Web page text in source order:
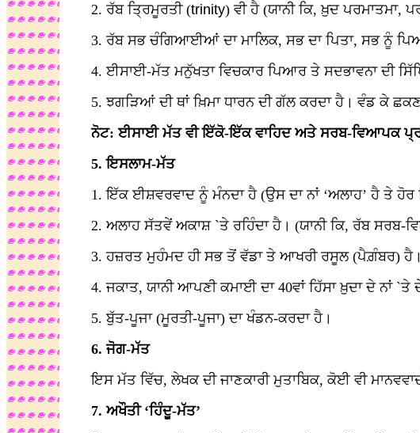
2. ਰੱਬ ਤ੍ਰਿਮੂਰਤੀ (trinity) ਵੀ ਹੈ (ਯਾਨੀ ਕਿ, ਖ਼ੁਦ ਪਰਮਾਤਮਾ,
3. ਰੱਬ ਸਭ ਚੰਗਿਆਈਆਂ ਦਾ ਮਾਲਿਕ, ਸਭ ਦਾ ਪਿਤਾ, ਸਭ ਨੂੰ
4. ਈਸਾਈ-ਮੱਤ ਮਨੁੱਖਤਾ ਵਿਚਕਾਰ ਪਿਆਰ ਤੇ ਸਦਭਾਵਨਾ ਦੀ
5. ਝਗੜਿਆਂ ਦੀ ਥਾਂ ਖ਼ਿਮਾ ਧਾਰਨ ਦੀ ਗੱਲ ਕਰਦਾ ਹੈ। ਵੰਡ ਕੇ
ਨੋਟ: ਈਸਾਈ ਮੱਤ ਵੀ ਇੱਕੋ-ਇੱਕ ਵਾਹਿਦ ਅਤੇ ਸਰਬ-ਵਿਆਪਕ
5. ਇਸਲਾਮ-ਮੱਤ
1. ਇੱਕ ਈਸ਼ਵਰਵਾਦ ਨੂੰ ਮੰਨਦਾ ਹੈ (ਉਸ ਦਾ ਨਾਂ ‘ਅਲਾਹ’ ਹੈ ਤੇ ਹੋਰ
2. ਅਲਾਹ ਸੱਤਵੇਂ ਅਕਾਸ਼ `ਤੇ ਰਹਿੰਦਾ ਹੈ। (ਯਾਨੀ ਕਿ, ਰੱਬ ਸਰਬ-
3. ਹਜ਼ਰਤ ਮੁਹੰਮਦ ਹੀ ਸਭ ਤੋਂ ਵੱਡਾ ਤੇ ਆਖਰੀ ਰਸੂਲ (ਪੈਗ਼ੰਬਰ) ਹੈ।
4. ਜਕਾਤ, ਯਾਨੀ ਆਪਣੀ ਕਮਾਈ ਦਾ 40ਵਾਂ ਹਿੱਸਾ ਖ਼ੁਦਾ ਦੇ ਨਾਂ `ਤੇ
5. ਬੁੱਤ-ਪੂਜਾ (ਮੂਰਤੀ-ਪੂਜਾ) ਦਾ ਖੰਡਨ-ਕਰਦਾ ਹੈ।
6. ਜੋਗ-ਮੱਤ
ਇਸ ਮੱਤ ਵਿੱਚ, ਲੇਖਕ ਦੀ ਜਾਣਕਾਰੀ ਮੁਤਾਬਿਕ, ਕੋਈ ਵੀ
7. ਅਖੌਤੀ ‘ਹਿੰਦੂ-ਮੱਤ’